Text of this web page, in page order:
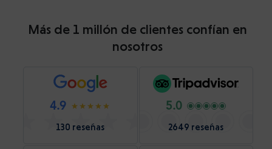
Más de 1 millón de clientes confían en
nosotros
4.9
130 reseñas
5.0
2649 reseñas